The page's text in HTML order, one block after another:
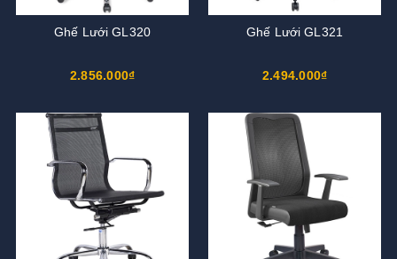
Ghế Lưới GL320
2.856.000₫
Ghế Lưới GL321
2.494.000₫